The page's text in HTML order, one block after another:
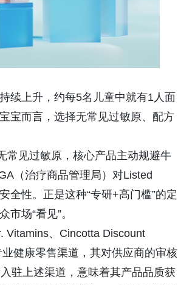
续上升，约每5名儿童中就有1人面
宝而言，选择无常见过敏原、配方
常见过敏原，核心产品主动规避牛
（治疗商品管理局）对Listed
全性。正是这种“专研+高门槛”的定
场“看见”。
Vitamins、Cincotta Discount
健康零售渠道，其对供应商的审核
驻上述渠道，意味着其产品品质获